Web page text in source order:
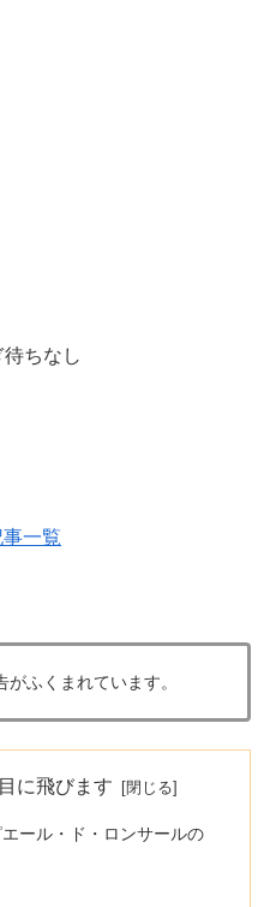
ちなし
一覧
ふくまれています。
に飛びます
ール・ド・ロンサールの